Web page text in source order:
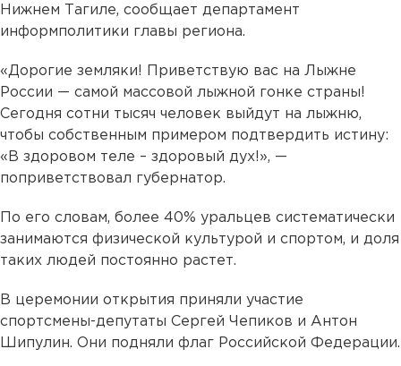
Нижнем Тагиле, сообщает департамент
информполитики главы региона.
«Дорогие земляки! Приветствую вас на Лыжне
России — самой массовой лыжной гонке страны!
Сегодня сотни тысяч человек выйдут на лыжню,
чтобы собственным примером подтвердить истину:
«В здоровом теле – здоровый дух!», —
поприветствовал губернатор.
По его словам, более 40% уральцев систематически
занимаются физической культурой и спортом, и доля
таких людей постоянно растет.
В церемонии открытия приняли участие
спортсмены-депутаты Сергей Чепиков и Антон
Шипулин. Они подняли флаг Российской Федерации.